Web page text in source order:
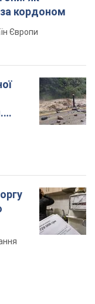
кордоном
Європи